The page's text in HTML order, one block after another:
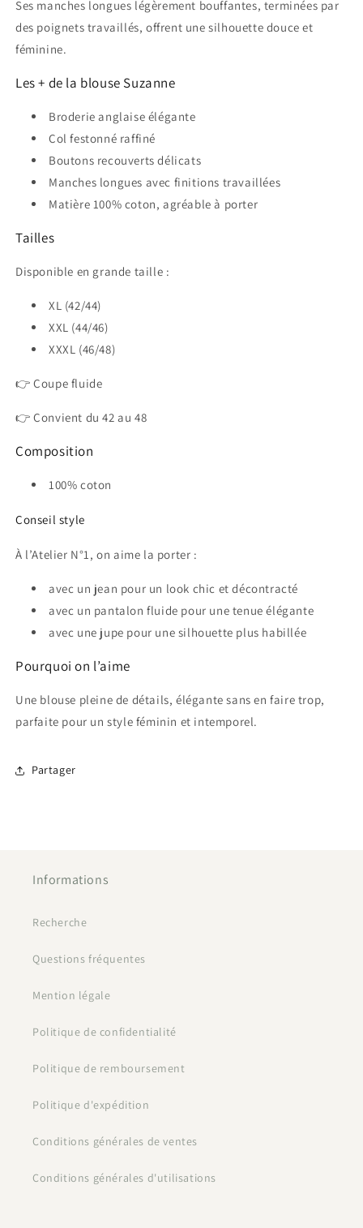
Ses manches longues légèrement bouffantes, terminées par
des poignets travaillés, offrent une silhouette douce et
féminine.
Les + de la blouse Suzanne
Broderie anglaise élégante
Col festonné raffiné
Boutons recouverts délicats
Manches longues avec finitions travaillées
Matière 100% coton, agréable à porter
Tailles
Disponible en grande taille :
XL (42/44)
XXL (44/46)
XXXL (46/48)
👉 Coupe fluide
👉 Convient du 42 au 48
Composition
100% coton
Conseil style
À l’Atelier N°1, on aime la porter :
avec un jean pour un look chic et décontracté
avec un pantalon fluide pour une tenue élégante
avec une jupe pour une silhouette plus habillée
Pourquoi on l’aime
Une blouse pleine de détails, élégante sans en faire trop,
parfaite pour un style féminin et intemporel.
Partager
Informations
Recherche
Questions fréquentes
Mention légale
Politique de confidentialité
Politique de remboursement
Politique d'expédition
Conditions générales de ventes
Conditions générales d'utilisations